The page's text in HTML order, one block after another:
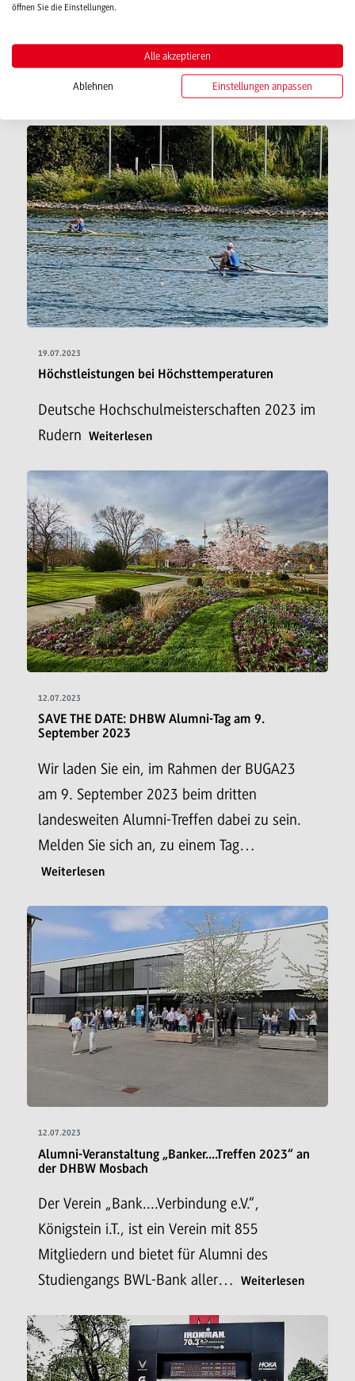
Unter dem Motto „50 Jahre DHBW“ fand die
Akademische Jahresfeier 2024 der Dualen
Hochschule Baden-Württemberg (DHBW)
Mosbach im Audimax statt. Die… Weiterlesen
19.07.2023
Höchstleistungen bei Höchsttemperaturen
Deutsche Hochschulmeisterschaften 2023 im
Rudern
Weiterlesen
12.07.2023
SAVE THE DATE: DHBW Alumni-Tag am 9.
September 2023
Wir laden Sie ein, im Rahmen der BUGA23
am 9. September 2023 beim dritten
landesweiten Alumni-Treffen dabei zu sein.
Melden Sie sich an, zu einem Tag…
Weiterlesen
12.07.2023
Alumni-Veranstaltung „Banker....Treffen 2023“ an
der DHBW Mosbach
Der Verein „Bank....Verbindung e.V.“,
Königstein i.T., ist ein Verein mit 855
Mitgliedern und bietet für Alumni des
Studiengangs BWL-Bank aller…
Weiterlesen
öffnen Sie die Einstellungen.
Alle akzeptieren
Ablehnen Einstellungen anpassen